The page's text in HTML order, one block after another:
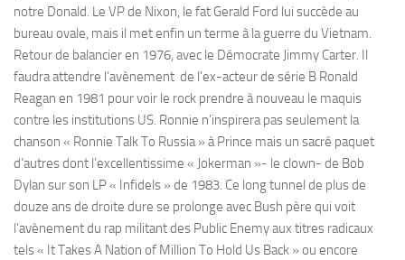
notre Donald. Le VP de Nixon, le fat Gerald Ford lui succède au
bureau ovale, mais il met enfin un terme à la guerre du Vietnam.
Retour de balancier en 1976, avec le Démocrate Jimmy Carter. Il
faudra attendre l’avènement de l’ex-acteur de série B Ronald
Reagan en 1981 pour voir le rock prendre à nouveau le maquis
contre les institutions US. Ronnie n’inspirera pas seulement la
chanson « Ronnie Talk To Russia » à Prince mais un sacré paquet
d’autres dont l’excellentissime « Jokerman »- le clown- de Bob
Dylan sur son LP « Infidels » de 1983. Ce long tunnel de plus de
douze ans de droite dure se prolonge avec Bush père qui voit
l’avènement du rap militant des Public Enemy aux titres radicaux
tels « It Takes A Nation of Million To Hold Us Back » ou encore